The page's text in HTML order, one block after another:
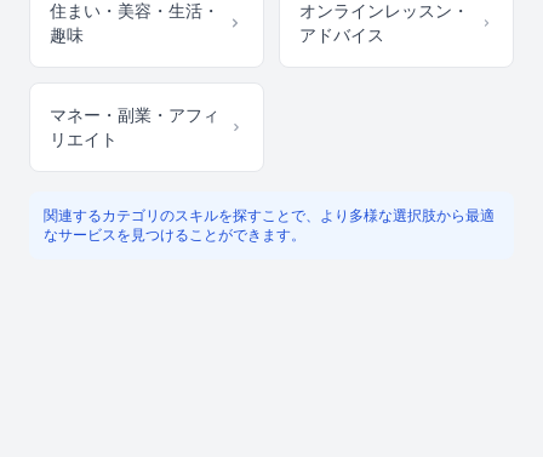
住まい・美容・生活・
趣味
オンラインレッスン・
アドバイス
マネー・副業・アフィ
リエイト
関連するカテゴリのスキルを探すことで、より多様な選択肢から最適
なサービスを見つけることができます。